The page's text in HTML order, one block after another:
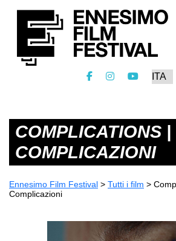
COMPLICATIONS |
COMPLICAZIONI
Ennesimo Film Festival > Tutti i film >
Complicazioni